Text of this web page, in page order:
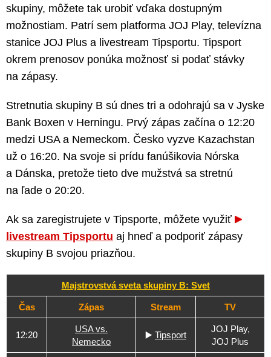
skupiny, môžete tak urobiť vďaka dostupným
možnostiam. Patrí sem platforma JOJ Play, televízna
stanice JOJ Plus a livestream Tipsportu. Tipsport
okrem prenosov ponúka možnosť si podať stávky
na zápasy.
Stretnutia skupiny B sú dnes tri a odohrajú sa v Jyske
Bank Boxen v Herningu. Prvý zápas začína o 12:20
medzi USA a Nemeckom. Česko vyzve Kazachstan
už o 16:20. Na svoje si prídu fanúšikovia Nórska
a Dánska, pretože tieto dve mužstvá sa stretnú
na ľade o 20:20.
Ak sa zaregistrujete v Tipsporte, môžete využiť
livestream Tipsportu aj hneď a podporiť zápasy
skupiny B svojou priazňou.
Majstrovstvá sveta skupiny B: Svet
Čas Zápas Stream TV
12:20
USA vs.
Nemecko
▶️ Tipsport
JOJ Play,
JOJ Plus